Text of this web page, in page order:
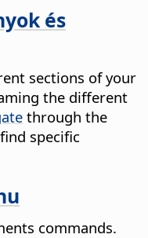
és
sections of your
the different
through the
specific
commands.